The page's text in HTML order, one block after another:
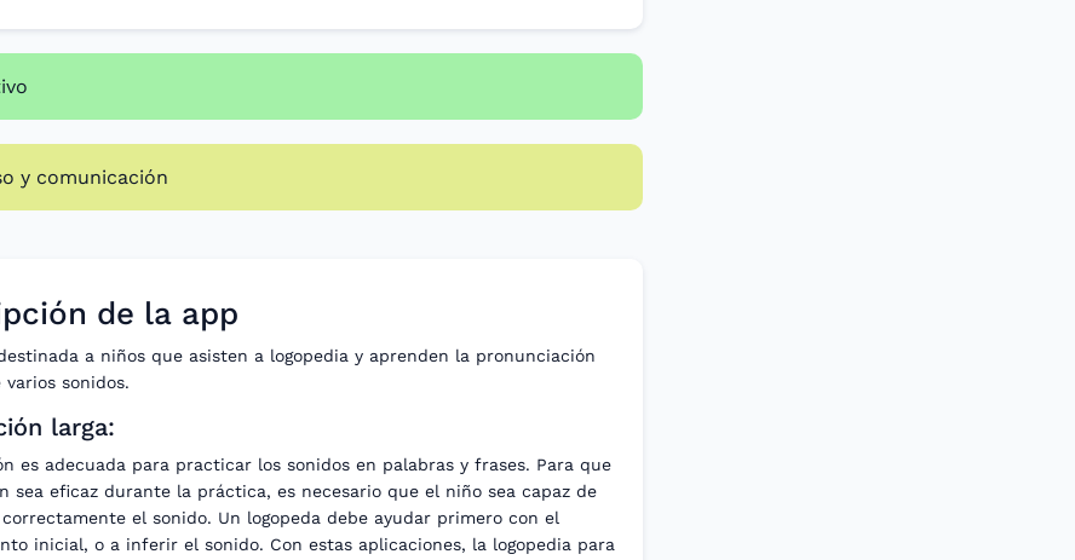
y comunicación
de la app
a niños que asisten a logopedia y aprenden la pronunciación
sonidos.
larga:
es adecuada para practicar los sonidos en palabras y frases. Para que
sea eficaz durante la práctica, es necesario que el niño sea capaz de
el sonido. Un logopeda debe ayudar primero con el
inicial, o a inferir el sonido. Con estas aplicaciones, la logopedia para